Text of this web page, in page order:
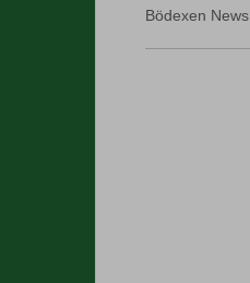
Bödexen News